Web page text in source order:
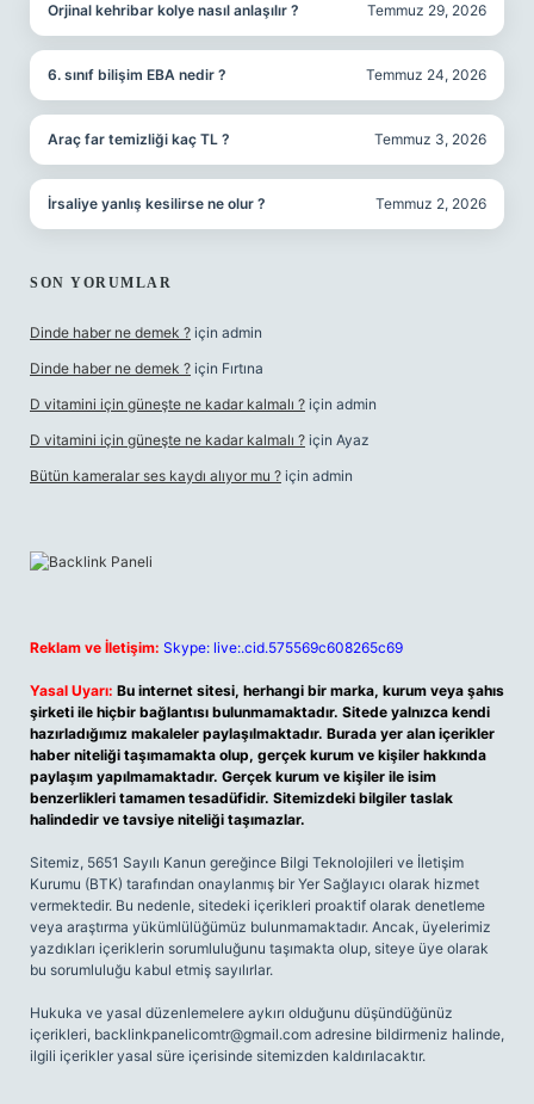
Orjinal kehribar kolye nasıl anlaşılır ? Temmuz 29, 2026
6. sınıf bilişim EBA nedir ? Temmuz 24, 2026
Araç far temizliği kaç TL ? Temmuz 3, 2026
İrsaliye yanlış kesilirse ne olur ? Temmuz 2, 2026
SON YORUMLAR
Dinde haber ne demek ? için admin
Dinde haber ne demek ? için Fırtına
D vitamini için güneşte ne kadar kalmalı ? için admin
D vitamini için güneşte ne kadar kalmalı ? için Ayaz
Bütün kameralar ses kaydı alıyor mu ? için admin
Reklam ve İletişim: Skype: live:.cid.575569c608265c69
Yasal Uyarı: Bu internet sitesi, herhangi bir marka, kurum veya şahıs
şirketi ile hiçbir bağlantısı bulunmamaktadır. Sitede yalnızca kendi
hazırladığımız makaleler paylaşılmaktadır. Burada yer alan içerikler
haber niteliği taşımamakta olup, gerçek kurum ve kişiler hakkında
paylaşım yapılmamaktadır. Gerçek kurum ve kişiler ile isim
benzerlikleri tamamen tesadüfidir. Sitemizdeki bilgiler taslak
halindedir ve tavsiye niteliği taşımazlar.
Sitemiz, 5651 Sayılı Kanun gereğince Bilgi Teknolojileri ve İletişim
Kurumu (BTK) tarafından onaylanmış bir Yer Sağlayıcı olarak hizmet
vermektedir. Bu nedenle, sitedeki içerikleri proaktif olarak denetleme
veya araştırma yükümlülüğümüz bulunmamaktadır. Ancak, üyelerimiz
yazdıkları içeriklerin sorumluluğunu taşımakta olup, siteye üye olarak
bu sorumluluğu kabul etmiş sayılırlar.
Hukuka ve yasal düzenlemelere aykırı olduğunu düşündüğünüz
içerikleri, backlinkpanelicomtr@gmail.com adresine bildirmeniz halinde,
ilgili içerikler yasal süre içerisinde sitemizden kaldırılacaktır.